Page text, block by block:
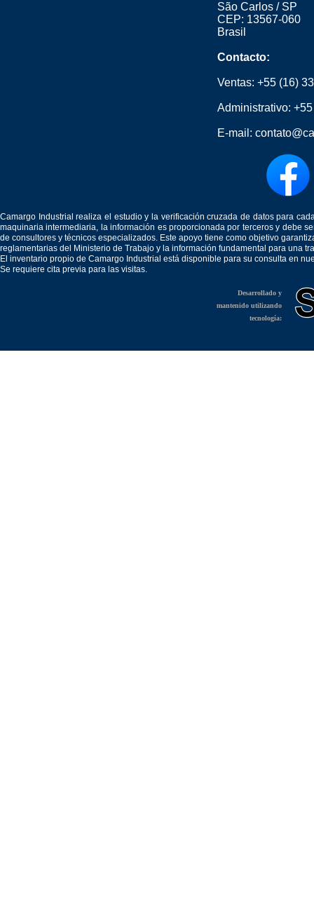
São Carlos / SP
CEP: 13567-060
Brasil
Contacto:
Ventas: +55 (16)
Administrativo:
E-mail:
Camargo Industrial realiza el estudio y la verificación cruzada de datos para
maquinaria intermediaria, la información es proporcionada por terceros y debe
de consultores y técnicos especializados. Este apoyo tiene como objetivo
reglamentarias del Ministerio de Trabajo y la información fundamental para una
El inventario propio de Camargo Industrial está disponible para su consulta en
Se requiere cita previa para las visitas.
Desarrollado y
mantenido utilizando
tecnología: